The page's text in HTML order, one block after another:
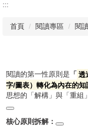
行政組織
公開授課
處室表單區
正常教學專區
:::
首頁 閱讀專區 閱
閱讀的第一性原則是 「 透
字/圖表）轉化為內在的知
思想的「解構」與「重組
核心原則拆解：